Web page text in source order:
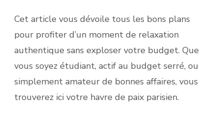
Cet article vous dévoile tous les bons plans
pour profiter d’un moment de relaxation
authentique sans exploser votre budget. Que
vous soyez étudiant, actif au budget serré, ou
simplement amateur de bonnes affaires, vous
trouverez ici votre havre de paix parisien.